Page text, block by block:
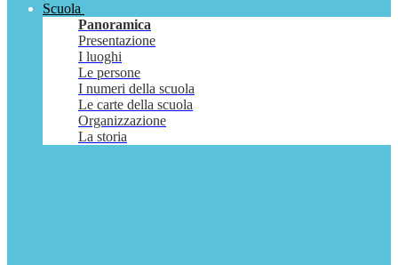
Scuola
Panoramica
Presentazione
I luoghi
Le persone
I numeri della scuola
Le carte della scuola
Organizzazione
La storia